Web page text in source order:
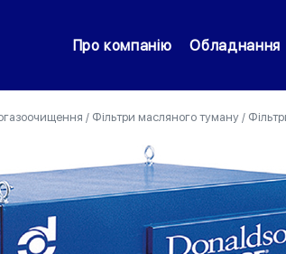
Про компанію Обладнання
/ Фільтри масляного туману /